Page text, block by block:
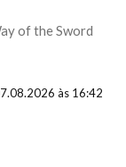
of the Sword
às 16:42